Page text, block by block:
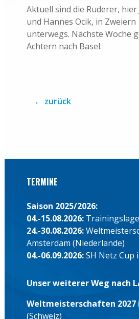
Aktuell sind die Ruderer, hier
und Hannes Ocik, in Zweiern
unterwegs. Nächste Woche
Achtern nach Basel.
← zurück
TERMINE
Saison 2025/2026:
04.-15.08.2026:
24.-30.08.2026:
Amsterdam (Niederlande)
04.-06.09.2026:SH Netz Cup
Unser weiterer Weg nach
Weltmeisterschaften 2027
(Schweiz)